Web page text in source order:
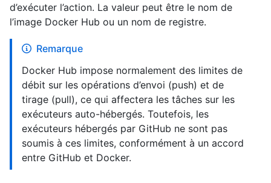
d’exécuter l’action. La valeur peut être le nom de
l’image Docker Hub ou un nom de registre.
Remarque
Docker Hub impose normalement des limites de
débit sur les opérations d’envoi (push) et de
tirage (pull), ce qui affectera les tâches sur les
exécuteurs auto-hébergés. Toutefois, les
exécuteurs hébergés par GitHub ne sont pas
soumis à ces limites, conformément à un accord
entre GitHub et Docker.